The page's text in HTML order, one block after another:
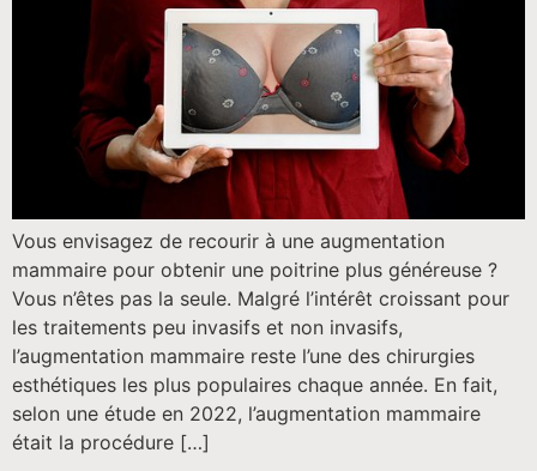
Vous envisagez de recourir à une augmentation
mammaire pour obtenir une poitrine plus généreuse ?
Vous n’êtes pas la seule. Malgré l’intérêt croissant pour
les traitements peu invasifs et non invasifs,
l’augmentation mammaire reste l’une des chirurgies
esthétiques les plus populaires chaque année. En fait,
selon une étude en 2022, l’augmentation mammaire
était la procédure […]